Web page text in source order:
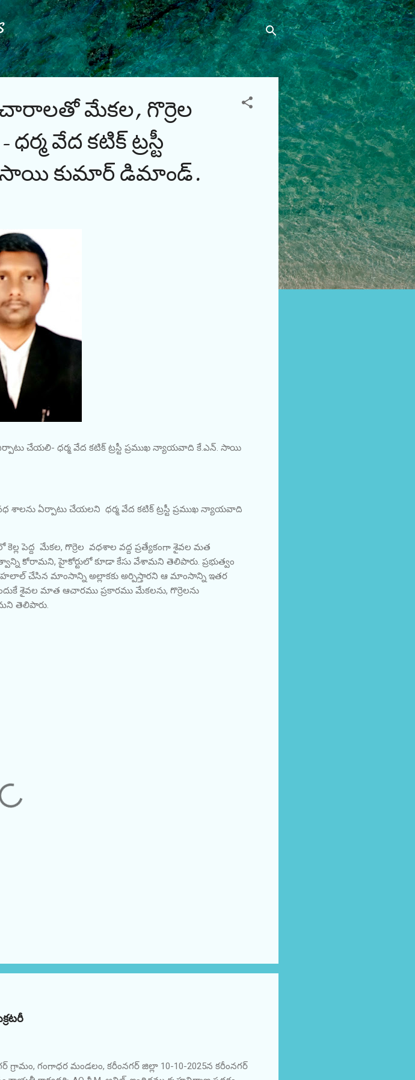
content
మేకల, గొర్రెల
వేద కటిక్ ట్రస్టీ
సాయి కుమార్ డిమాండ్.
చేయలి- ధర్మ వేద కటిక్ ట్రస్టీ ప్రముఖ న్యాయవాది కే.ఎన్. సాయి
ఏర్పాటు చేయలని ధర్మ వేద కటిక్ ట్రస్టీ ప్రముఖ న్యాయవాది
మేకల, గొర్రెల వధశాల వద్ద ప్రత్యేకంగా శైవల మత
కోరామని, హైకోర్టులో కూడా కేసు వేశామని తెలిపారు. ప్రభుత్వం
చేసిన మాంసాన్ని అల్లాకకు అర్పిస్తారని ఆ మాంసాన్ని ఇతర
శైవల మాత ఆచారము ప్రకారము మేకలను, గొర్రెలను
తెలిపారు.
గంగాధర మండలం, కరీంనగర్ జిల్లా 10-10-2025న కరీంనగర్